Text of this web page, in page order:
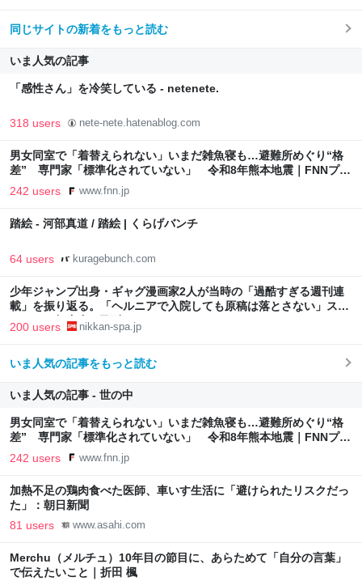
同じサイトの新着をもっと読む
いま人気の記事
「感性さん」を冷笑している - netenete.
318 users nete-nete.hatenablog.com
男女同室で「着替えられない」いまだ雑魚寝も…避難所めぐり“格
差” 専門家「標準化されていない」 令和8年熊本地震｜FNNプラ
イムオンライン
242 users www.fnn.jp
踏絵 - 河部真道 / 踏絵 | くらげバンチ
64 users kuragebunch.com
少年ジャンプ出身・ギャグ漫画家2人が当時の「過酷すぎる週刊連
載」を振り返る。「ヘルニアで入院しても原稿は落とさない」スト
イックな舞台裏 | 日刊SPA!
200 users nikkan-spa.jp
いま人気の記事をもっと読む
いま人気の記事 - 世の中
男女同室で「着替えられない」いまだ雑魚寝も…避難所めぐり“格
差” 専門家「標準化されていない」 令和8年熊本地震｜FNNプラ
イムオンライン
242 users www.fnn.jp
加熱不足の鶏肉食べた医師、車いす生活に「避けられたリスクだっ
た」：朝日新聞
81 users www.asahi.com
Merchu（メルチュ）10年目の節目に、あらためて「自分の言葉」
で伝えたいこと｜折田 楓